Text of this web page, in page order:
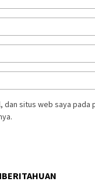
dan situs web saya pada